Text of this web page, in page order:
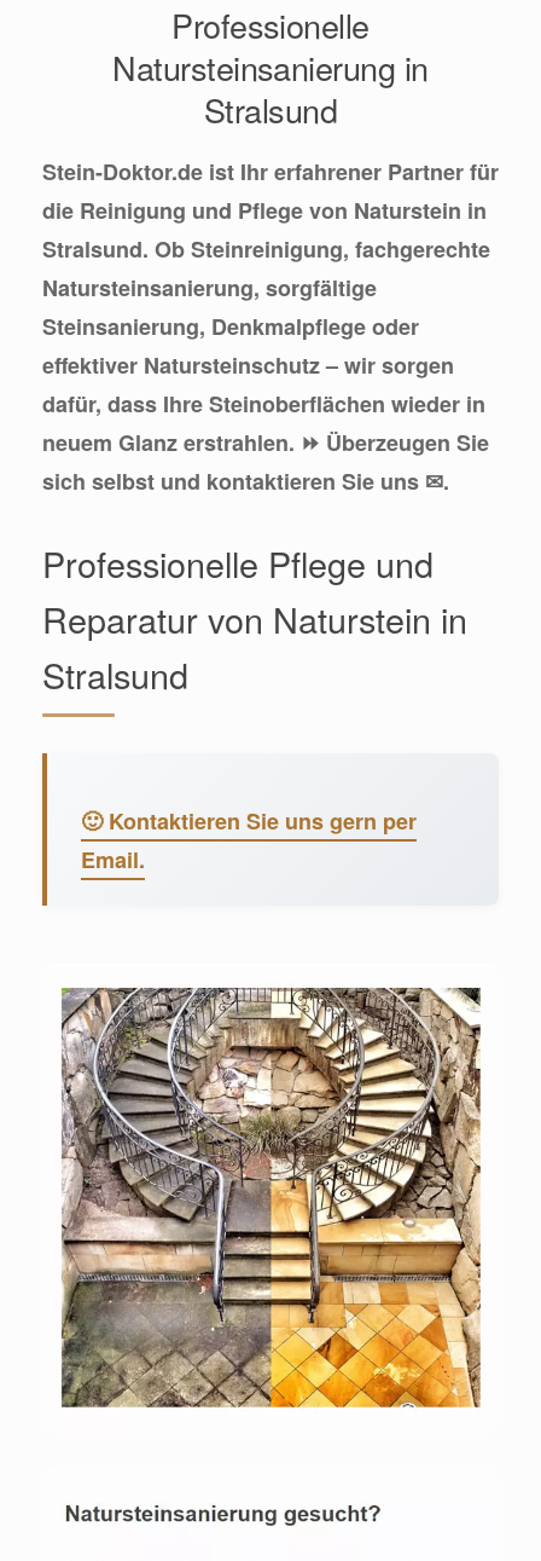
Professionelle
Natursteinsanierung in
Stralsund
Stein-Doktor.de ist Ihr erfahrener Partner für
die Reinigung und Pflege von Naturstein in
Stralsund. Ob Steinreinigung, fachgerechte
Natursteinsanierung, sorgfältige
Steinsanierung, Denkmalpflege oder
effektiver Natursteinschutz – wir sorgen
dafür, dass Ihre Steinoberflächen wieder in
neuem Glanz erstrahlen. ⏩ Überzeugen Sie
sich selbst und kontaktieren Sie uns ✉.
Professionelle Pflege und
Reparatur von Naturstein in
Stralsund
🙂 Kontaktieren Sie uns gern per
Email.